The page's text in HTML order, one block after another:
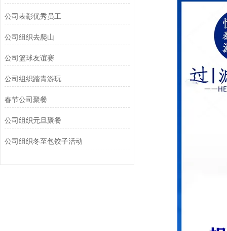
公司表彰优秀员工
公司组织去爬山
公司篮球友谊赛
公司组织踏青游玩‌
春节公司聚餐
公司组织元旦聚餐
公司组织冬至包饺子活动